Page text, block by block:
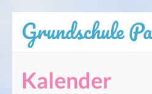
Inhalt
springen
drücken)
Grundschule
Kalender